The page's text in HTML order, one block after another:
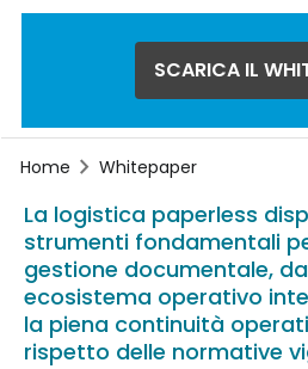
SCARICA IL
Home Whitepaper
La logistica paperless
strumenti fondamentali
gestione documentale,
ecosistema operativo
la piena continuità
rispetto delle normative